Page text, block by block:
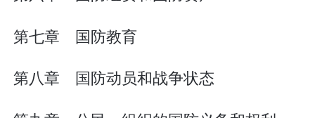
第七章 国防教育
第八章 国防动员和战争状态